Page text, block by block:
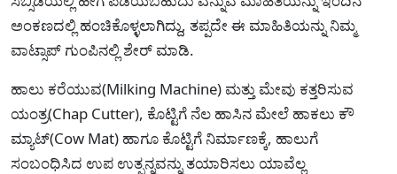
ಅಂಕಣದಲ್ಲಿ ಹಂಚಿಕೊಳ್ಳಲಾಗಿದ್ದು, ತಪ್ಪದೇ ಈ ಮಾಹಿತಿಯನ್ನು ನಿಮ್ಮ
ವಾಟ್ಸಾಪ್ ಗುಂಪಿನಲ್ಲಿ ಶೇರ್ ಮಾಡಿ.
ಹಾಲು ಕರೆಯುವ(Milking Machine) ಮತ್ತು ಮೇವು ಕತ್ತರಿಸುವ
ಯಂತ್ರ(Chap Cutter), ಕೊಟ್ಟಿಗೆ ನೆಲ ಹಾಸಿನ ಮೇಲೆ ಹಾಕಲು ಕೌ
ಮ್ಯಾಟ್(Cow Mat) ಹಾಗೂ ಕೊಟ್ಟಿಗೆ ನಿರ್ಮಾಣಕ್ಕೆ, ಹಾಲುಗೆ
ಸಂಬಂಧಿಸಿದ ಉಪ ಉತ್ಪನ್ನವನ್ನು ತಯಾರಿಸಲು ಯಾವೆಲ್ಲ